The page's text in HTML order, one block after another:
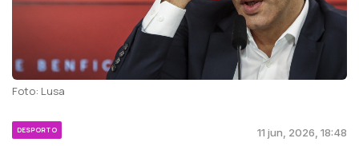
Foto: Lusa
DESPORTO 11 jun, 2026, 18:48